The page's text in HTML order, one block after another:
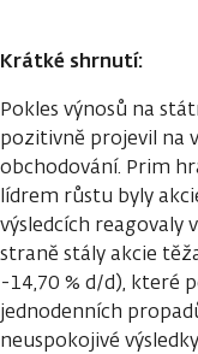
Krátké shrnutí:
Pokles výnosů na
pozitivně projevil na
obchodování. Prim
lídrem růstu byly
výsledcích reagovaly
straně stály akcie
-14,70 % d/d), které
jednodenních
neuspokojivé